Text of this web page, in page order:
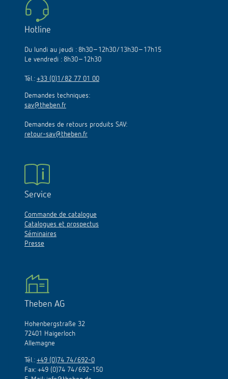
Hotline
Du lundi au jeudi : 8h30–12h30/13h30–17h15
Le vendredi : 8h30–12h30
Tél.: +33 (0)1/82 77 01 00
Demandes techniques:
sav@theben.fr
Demandes de retours produits SAV:
retour-sav@theben.fr
Service
Commande de catalogue
Catalogues et prospectus
Séminaires
Presse
Theben AG
Hohenbergstraße 32
72401 Haigerloch
Allemagne
Tél.: +49 (0)74 74/692-0
Fax: +49 (0)74 74/692-150